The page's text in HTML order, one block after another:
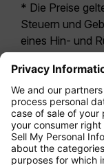
* Die Preise
Steuern und
eines Hin- und
möglicherweise
Economy Class
sich i.d.R. um
Tarifoption. Es
für
Leistungen